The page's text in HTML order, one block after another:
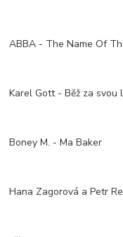
ABBA - The Name Of
Karel Gott - Běž za svou
Boney M. - Ma Baker
Hana Zagorová a Petr